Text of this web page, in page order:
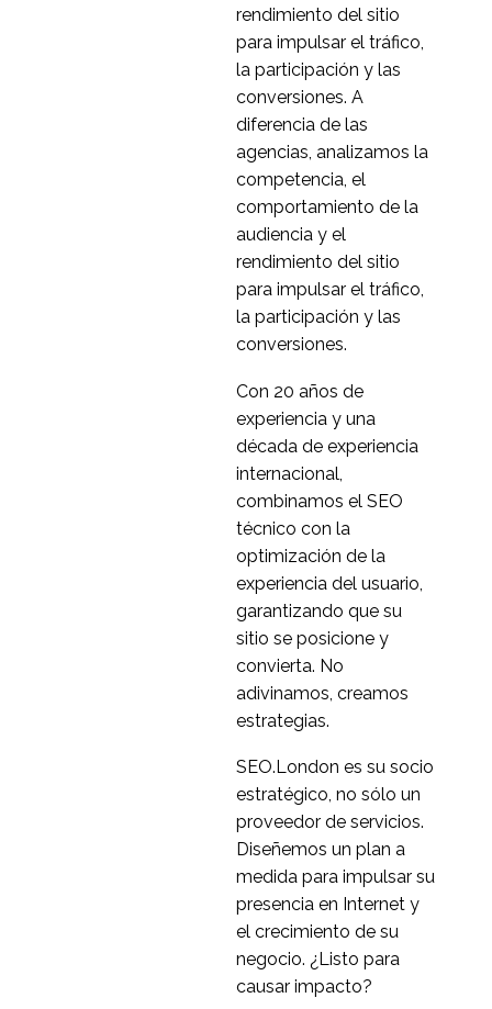
experiencia de usuario0
Penetración de los
navegadores móviles
frente a los dispositivos
1
aplicaciones de los
teléfonos inteligentes
sean utilizables
1
iPhone no equivale a
usabilidad móvil
1
29 de octubre de 2013
Smartphones ?
¿Importa el tamaño?
4
situ es crucial para la
experiencia del usuario0
11 de noviembre de
5 herramientas de
pruebas A/B para
móviles para el CRO 0
08 de mayo de 2015
responsivo el camino a
estrategia de comercio
multiplataforma?
0
30 de mayo de 2014
Experiencia de usuario
multiplataforma
5
¿En qué se equivocó
experiencia del usuario3
rendimiento del sitio
para impulsar el tráfico,
la participación y las
conversiones. A
diferencia de las
agencias, analizamos la
competencia, el
comportamiento de la
audiencia y el
rendimiento del sitio
para impulsar el tráfico,
la participación y las
conversiones.
Con 20 años de
experiencia y una
década de experiencia
internacional,
combinamos el SEO
técnico con la
optimización de la
experiencia del usuario,
garantizando que su
sitio se posicione y
convierta. No
adivinamos, creamos
estrategias.
SEO.London es su socio
estratégico, no sólo un
proveedor de servicios.
Diseñemos un plan a
medida para impulsar su
presencia en Internet y
el crecimiento de su
negocio. ¿Listo para
causar impacto?